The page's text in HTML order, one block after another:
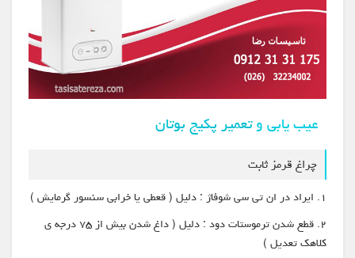
عیب یابی وتعمیر پکیج بوتان
چراغ قرمز ثابت
۱. ایراد در ان تی سی شوفاژ : دلیل ( قعطی یا خرابی سنسور گرمایش )
۲. قطع شدن ترموستات دود : دلیل ( داغ شدن بیش از ۷۵ درجه ی
کلاهک تعدیل )